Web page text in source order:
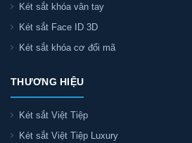
Két sắt khóa vân tay
Két sắt Face ID 3D
Két sắt khóa cơ đổi mã
THƯƠNG HIỆU
Két sắt Việt Tiệp
Két sắt Việt Tiệp Luxury